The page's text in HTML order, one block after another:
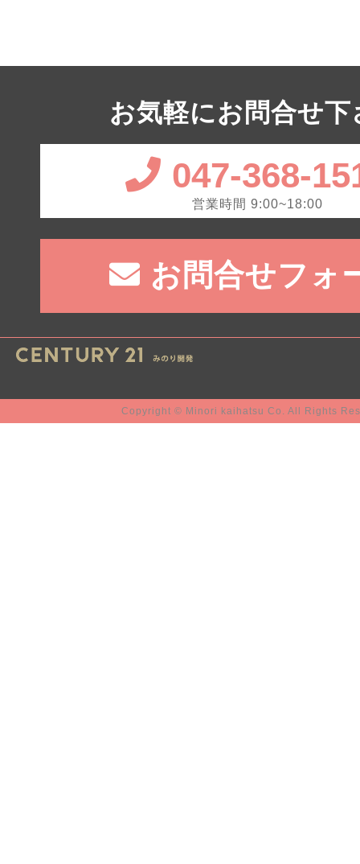
お気軽にお問合せ下
047-368-
営業時間 9:00~18:00
お問合せフォ
Copyright © Minori kaihatsu Co. All Rights